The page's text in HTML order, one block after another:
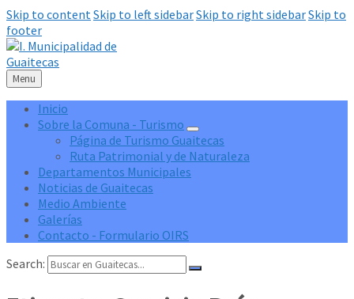
Skip to contentSkip to left sidebarSkip to right sidebarSkip to
footer
Menu
Inicio
Sobre la Comuna - Turismo
Página de Turismo Guaitecas
Ruta Patrimonial y de Naturaleza
Departamentos Municipales
Noticias de Guaitecas
Medio Ambiente
Galerías
Contacto - Formulario OIRS
Search: